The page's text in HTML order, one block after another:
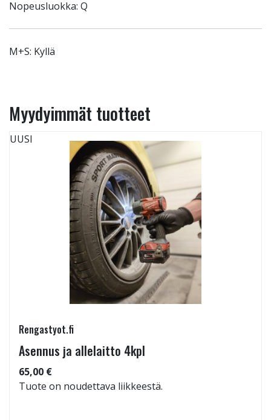
Nopeusluokka: Q
M+S: Kyllä
Myydyimmät tuotteet
UUSI
Rengastyot.fi
Asennus ja allelaitto 4kpl
65,00 €
Tuote on noudettava liikkeestä.